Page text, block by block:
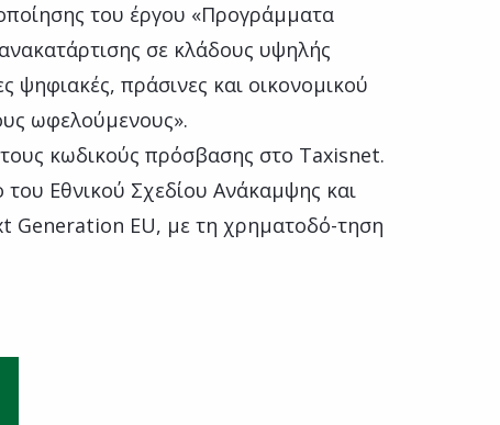
του έργου «Προγράμματα
σε κλάδους υψηλής
ψηφιακές, πράσινες και οικονομικού
ωφελούμενους».
κωδικούς πρόσβασης στο Taxisnet.
του Εθνικού Σχεδίου Ανάκαμψης και
Generation EU, με τη χρηματοδό-τηση